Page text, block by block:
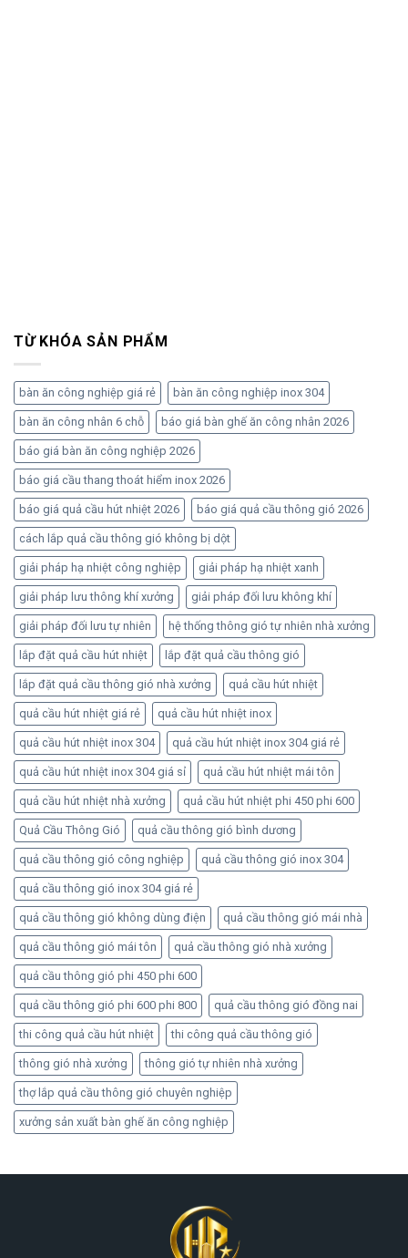
TỪ KHÓA SẢN PHẨM
bàn ăn công nghiệp giá rẻ bàn ăn công nghiệp inox 304
bàn ăn công nhân 6 chỗ báo giá bàn ghế ăn công nhân 2026
báo giá bàn ăn công nghiệp 2026
báo giá cầu thang thoát hiểm inox 2026
báo giá quả cầu hút nhiệt 2026 báo giá quả cầu thông gió 2026
cách lắp quả cầu thông gió không bị dột
giải pháp hạ nhiệt công nghiệp giải pháp hạ nhiệt xanh
giải pháp lưu thông khí xưởng giải pháp đối lưu không khí
giải pháp đối lưu tự nhiên hệ thống thông gió tự nhiên nhà xưởng
lắp đặt quả cầu hút nhiệt lắp đặt quả cầu thông gió
lắp đặt quả cầu thông gió nhà xưởng quả cầu hút nhiệt
quả cầu hút nhiệt giá rẻ quả cầu hút nhiệt inox
quả cầu hút nhiệt inox 304 quả cầu hút nhiệt inox 304 giá rẻ
quả cầu hút nhiệt inox 304 giá sỉ quả cầu hút nhiệt mái tôn
quả cầu hút nhiệt nhà xưởng quả cầu hút nhiệt phi 450 phi 600
Quả Cầu Thông Gió quả cầu thông gió bình dương
quả cầu thông gió công nghiệp quả cầu thông gió inox 304
quả cầu thông gió inox 304 giá rẻ
quả cầu thông gió không dùng điện quả cầu thông gió mái nhà
quả cầu thông gió mái tôn quả cầu thông gió nhà xưởng
quả cầu thông gió phi 450 phi 600
quả cầu thông gió phi 600 phi 800 quả cầu thông gió đồng nai
thi công quả cầu hút nhiệt thi công quả cầu thông gió
thông gió nhà xưởng thông gió tự nhiên nhà xưởng
thợ lắp quả cầu thông gió chuyên nghiệp
xưởng sản xuất bàn ghế ăn công nghiệp